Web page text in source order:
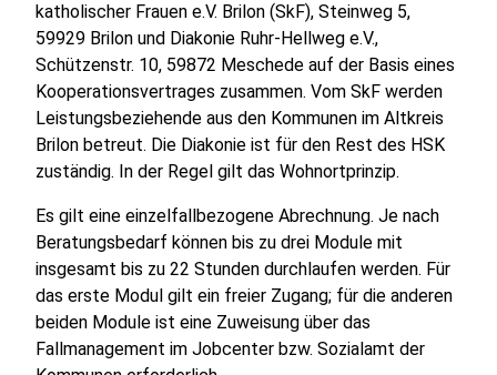
katholischer Frauen e.V. Brilon (SkF), Steinweg 5,
59929 Brilon und Diakonie Ruhr-Hellweg e.V.,
Schützenstr. 10, 59872 Meschede auf der Basis eines
Kooperationsvertrages zusammen. Vom SkF werden
Leistungsbeziehende aus den Kommunen im Altkreis
Brilon betreut. Die Diakonie ist für den Rest des HSK
zuständig. In der Regel gilt das Wohnortprinzip.
Es gilt eine einzelfallbezogene Abrechnung. Je nach
Beratungsbedarf können bis zu drei Module mit
insgesamt bis zu 22 Stunden durchlaufen werden. Für
das erste Modul gilt ein freier Zugang; für die anderen
beiden Module ist eine Zuweisung über das
Fallmanagement im Jobcenter bzw. Sozialamt der